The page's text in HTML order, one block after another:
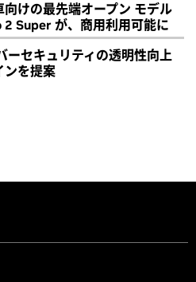
けの最先端オープン モデル
Super が、商用利用可能に
ーセキュリティの透明性向上
ンを提案